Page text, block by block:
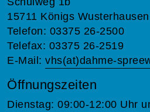
15711 Königs Wusterhausen
Telefon: 03375 26-2500
Telefax: 03375 26-2519
E-Mail: vhs(at)dahme-
Öffnungszeiten
Dienstag: 09:00-12:00 Uhr